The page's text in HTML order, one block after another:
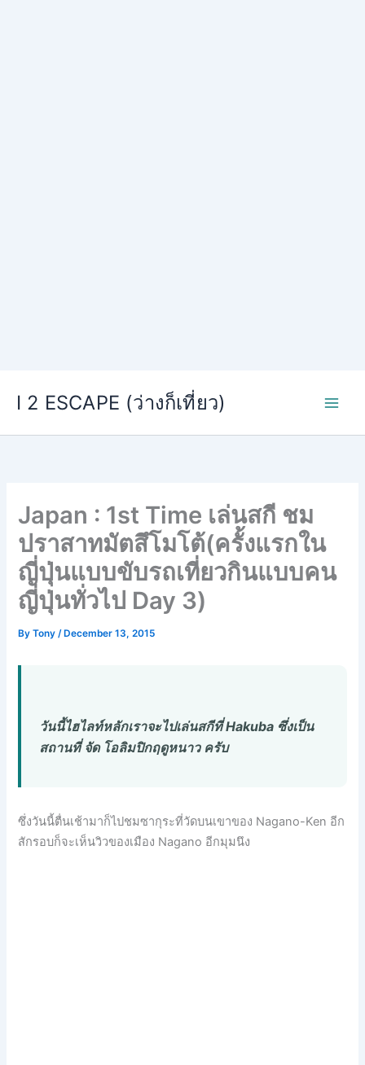
I 2 ESCAPE (ว่างก็เที่ยว)
Japan : 1st Time เล่นสกี ชม
ปราสาทมัตสึโมโต้(ครั้งแรกใน
ญี่ปุ่นแบบขับรถเที่ยวกินแบบคน
ญี่ปุ่นทั่วไป Day 3)
ByTony/ December 13, 2015
วันนี้ไฮไลท์หลักเราจะไปเล่นสกีที่ Hakuba ซึ่งเป็น
สถานที่ จัด โอลิมปิกฤดูหนาว ครับ
ซึ่งวันนี้ตื่นเช้ามาก็ไปชมซากุระที่วัดบนเขาของ Nagano-Ken อีก
สักรอบก็จะเห็นวิวของเมือง Nagano อีกมุมนึง